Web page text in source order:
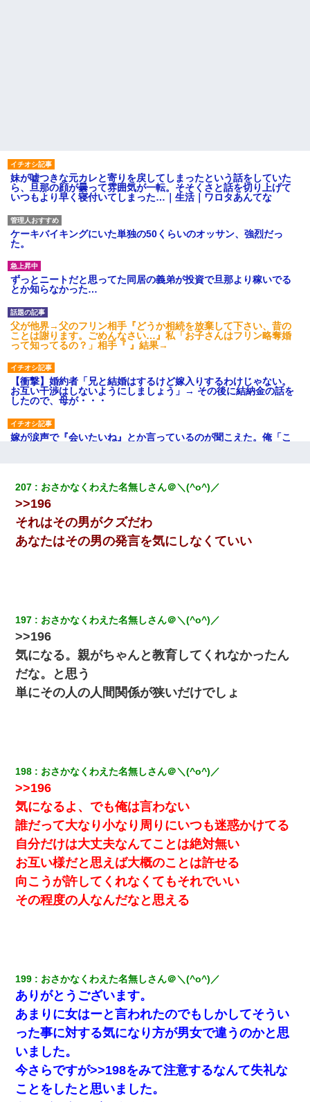
妹が嘘つきな元カレと寄りを戻してしまったという話をしていた
ら、旦那の顔が曇って雰囲気が一転。そそくさと話を切り上げて
いつもより早く寝付いてしまった…｜生活｜ワロタあんてな
ケーキバイキングにいた単独の50くらいのオッサン、強烈だっ
た。
ずっとニートだと思ってた同居の義弟が投資で旦那より稼いでる
とか知らなかった…
父が他界→父のフリン相手『どうか相続を放棄して下さい、昔の
ことは謝ります。ごめんなさい…』私「お子さんはフリン略奪婚
って知ってるの？」相手『 』結果→
【衝撃】婚約者「兄と結婚はするけど嫁入りするわけじゃない。
お互い干渉はしないようにしましょう」→ その後に結納金の話を
したので、母が・・・
嫁が涙声で『会いたいね』とか言っているのが聞こえた。俺「こ
兄の新しい嫁がやらかしすぎて辛い。当たり前のように実家や姪
の幼稚園に来る
日曜日、会社の窓を見ると同僚の姿。俺（あれ？ディズニーシー
じゃ？）→俺電話「今何してんの？」同僚「シーで並んでるこ
反論をしてみた
放置子が病院送りになったらしい → 俺（二度と帰ってくるなよ…
嫁を半身不随にしやがった恨みは、正直こんなもんじゃ晴れな
い）
高1のとき男に襲われ、不妊の叔母に頼まれて出産。→叔母夫婦が
養子縁組してアメリカに子供を連れ帰った。→9・11で叔母夫婦が
亡くなってしまい…
小学生の妹が20代の弟とチューしてるのに、見て見ぬふりの親を
見てから実家を出た。それから15年、妹が弟の子を妊娠したらし
くもう堕胎できない月なんだと母から連絡がきた…｜生活｜ワロ
タあんてな
【考察】兄嫁急死の1年後、兄が引越すというので手伝いに行った
われて…
【画像】女の子「お母さん！！私ようやくファッションモデルに
選ばれたの！絶対見に来てね！」→悲しい結果がこれ・・・
新卒の女性社員に1年半ストーカーされていた。俺「マジで怖い」
上司「話をしてみる」→女性社員「実は10数年前に…」
207 おさかなくわえた名無しさん＠＼(^o^)／
>>196
それはその男がクズだわ
あなたはその男の発言を気にしなくていい
197 おさかなくわえた名無しさん＠＼(^o^)／
>>196
気になる。親がちゃんと教育してくれなかったん
だな。と思う
単にその人の人間関係が狭いだけでしょ
198 おさかなくわえた名無しさん＠＼(^o^)／
>>196
気になるよ、でも俺は言わない
誰だって大なり小なり周りにいつも迷惑かけてる
自分だけは大丈夫なんてことは絶対無い
お互い様だと思えば大概のことは許せる
向こうが許してくれなくてもそれでいい
その程度の人なんだなと思える
199 おさかなくわえた名無しさん＠＼(^o^)／
ありがとうございます。
あまりに女はーと言われたのでもしかしてそうい
った事に対する気になり方が男女で違うのかと思
いました。
今さらですが>>198をみて注意するなんて失礼な
ことをしたと思いました。